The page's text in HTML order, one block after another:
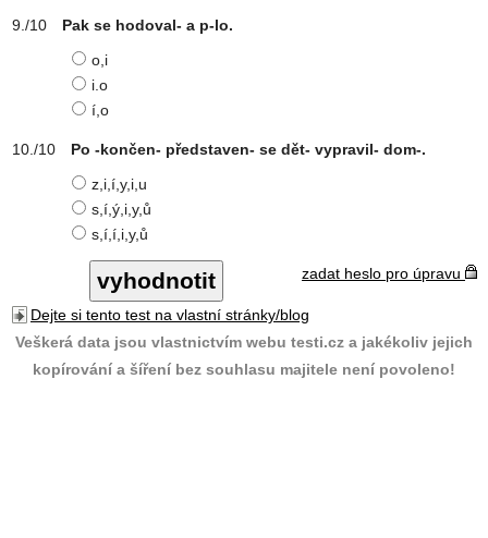
Pak se hodoval- a p-lo.
o,i
i.o
í,o
Po -končen- představen- se dět- vypravil- dom-.
z,i,í,y,i,u
s,í,ý,i,y,ů
s,í,í,i,y,ů
zadat heslo pro úpravu
Dejte si tento test na vlastní stránky/blog
Veškerá data jsou vlastnictvím webu testi.cz a jakékoliv jejich
kopírování a šíření bez souhlasu majitele není povoleno!